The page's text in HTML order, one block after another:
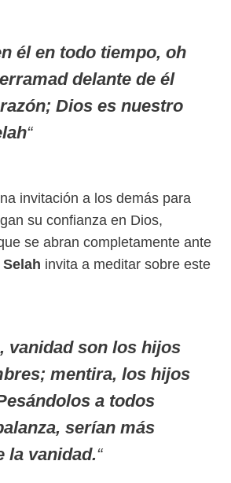
él en todo tiempo, oh
delante de él
Dios es nuestro
“
invitación a los demás para
su confianza en Dios,
se abran completamente ante
Selah invita a meditar sobre este
vanidad son los hijos
mentira, los hijos
a todos
serían más
la vanidad.“